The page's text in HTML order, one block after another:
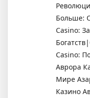
Больше:
Casino:
Casino:
Аврора
Мире
Казино